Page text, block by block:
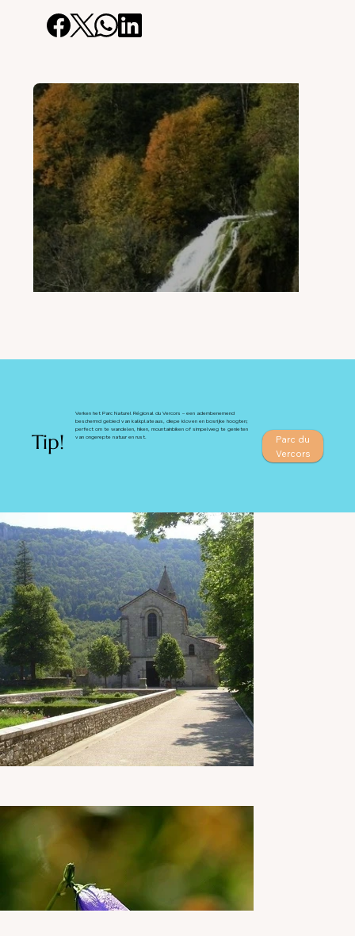
Tip!
Verken het Parc Naturel Régional du Vercors – een adembenemend
beschermd gebied van kalkplateaus, diepe kloven en bosrijke hoogten;
perfect om te wandelen, hiken, mountainbiken of simpelweg te genieten
van ongerepte natuur en rust.
Parc du
Vercors